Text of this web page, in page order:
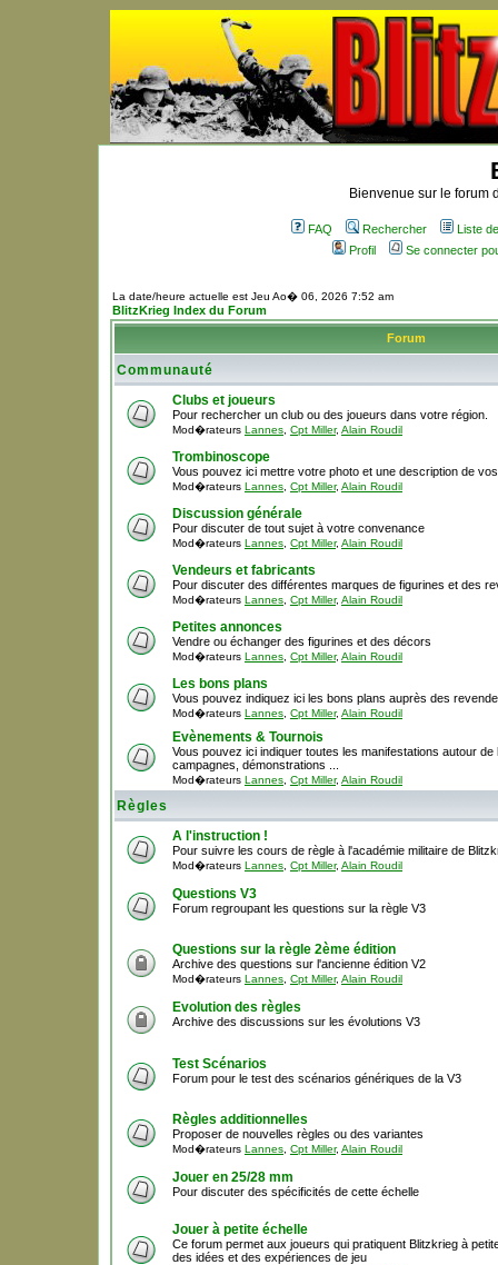
Bienvenue sur le forum
FAQ Rechercher
Liste
Profil
Se connecter
La date/heure actuelle est Jeu Ao� 06, 2026 7:52 am
BlitzKrieg Index du Forum
Forum
Communauté
Clubs et joueurs
Pour rechercher un club ou des joueurs dans votre région.
Mod�rateurs Lannes Cpt Miller, Alain Roudil
Trombinoscope
Vous pouvez ici mettre votre photo et une description de
Mod�rateurs Lannes Cpt Miller, Alain Roudil
Discussion générale
Pour discuter de tout sujet à votre convenance
Mod�rateurs Lannes Cpt Miller, Alain Roudil
Vendeurs et fabricants
Pour discuter des différentes marques de figurines et des
Mod�rateurs Lannes Cpt Miller, Alain Roudil
Petites annonces
Vendre ou échanger des figurines et des décors
Mod�rateurs Lannes Cpt Miller, Alain Roudil
Les bons plans
Vous pouvez indiquez ici les bons plans auprès des
Mod�rateurs Lannes Cpt Miller, Alain Roudil
Evènements & Tournois
Vous pouvez ici indiquer toutes les manifestations autour
campagnes, démonstrations ...
Mod�rateurs Lannes Cpt Miller, Alain Roudil
Règles
A l'instruction !
Pour suivre les cours de règle à l'académie militaire de
Mod�rateurs Lannes Cpt Miller, Alain Roudil
Questions V3
Forum regroupant les questions sur la règle V3
Questions sur la règle 2ème édition
Archive des questions sur l'ancienne édition V2
Mod�rateurs Lannes Cpt Miller, Alain Roudil
Evolution des règles
Archive des discussions sur les évolutions V3
Test Scénarios
Forum pour le test des scénarios génériques de la V3
Règles additionnelles
Proposer de nouvelles règles ou des variantes
Mod�rateurs Lannes Cpt Miller, Alain Roudil
Jouer en 25/28 mm
Pour discuter des spécificités de cette échelle
Jouer à petite échelle
Ce forum permet aux joueurs qui pratiquent Blitzkrieg à
des idées et des expériences de jeu